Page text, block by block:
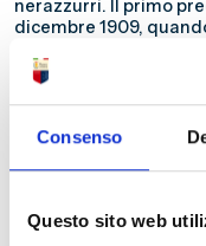
Consenso
Questo sito web
nerazzurri. Il primo
dicembre 1909,
condivisa e di sfide
più memorabili
aprile 2012 in Serie A.
emozionanti e ricche
due incontri al
il 29 dicembre 2023 e
disputerà il 145°